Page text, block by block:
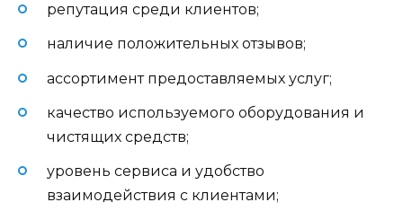
репутация среди клиентов;
наличие положительных отзывов;
ассортимент предоставляемых услуг;
качество используемого оборудования и
чистящих средств;
уровень сервиса и удобство
взаимодействия с клиентами;